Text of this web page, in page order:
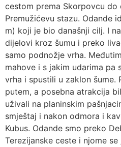
cestom prema Skorpovcu do
Premužićevu stazu. Odande
m) koji je bio današnji cilj. I
dijelovi kroz šumu i preko
samo podnožje vrha.
mahove i s jakim udarima pa
vrha i spustili u zaklon šume.
putem, a posebna atrakcija
uživali na planinskim
smještaj i nakon odmora i
Kubus. Odande smo preko
Terezijanske ceste i njome se